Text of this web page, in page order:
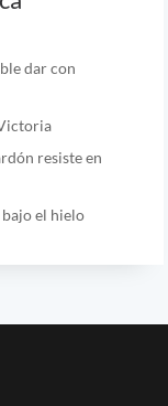
dar con
resiste en
el hielo